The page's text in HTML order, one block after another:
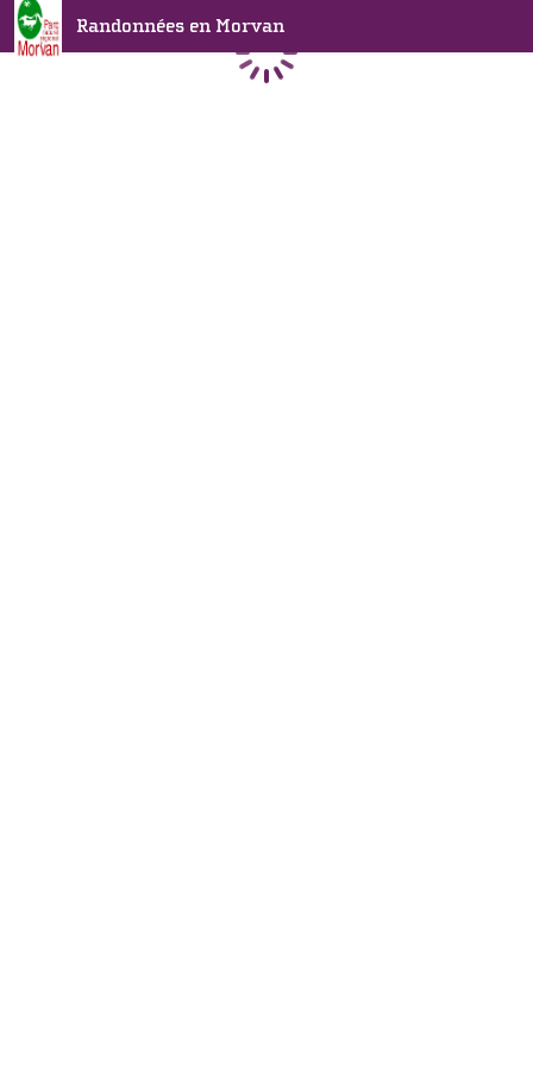
Randonnées en Morvan
Chargement